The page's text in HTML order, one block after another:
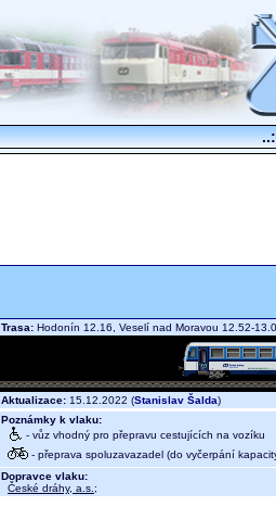
Trasa: Hodonín 12.16, Veselí nad Moravou 12.52-
Aktualizace: 15.12.2022 (Stanislav Šalda)
Poznámky k vlaku:
- vůz vhodný pro přepravu cestujících na vozíku
- přeprava spoluzavazadel (do vyčerpání
Dopravce vlaku:
České dráhy, a.s. ;